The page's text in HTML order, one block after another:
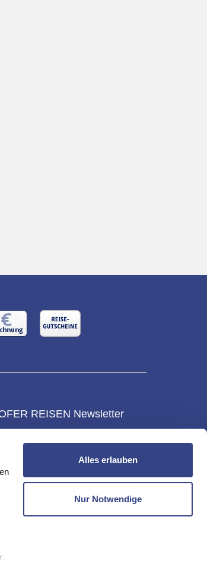
Alles erlauben
Nur Notwendige
REISEN Newsletter
NEWSLETTER